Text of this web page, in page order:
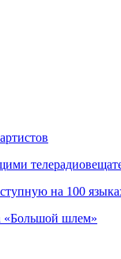
на 100
«Большой шлем»